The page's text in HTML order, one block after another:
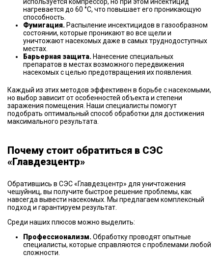
нагревается до 60 °С, что повышает его проникающую
способность.
Фумигация. Распыление инсектицидов в газообразном
состоянии, которые проникают во все щели и
уничтожают насекомых даже в самых труднодоступных
местах.
Барьерная защита. Нанесение специальных
препаратов в местах возможного передвижения
насекомых с целью предотвращения их появления.
Каждый из этих методов эффективен в борьбе с насекомыми,
но выбор зависит от особенностей объекта и степени
заражения помещения. Наши специалисты помогут
подобрать оптимальный способ обработки для достижения
максимального результата.
Почему стоит обратиться в СЭС
«Главдезцентр»
Обратившись в СЭС «Главдезцентр» для уничтожения
чешуйниц, вы получите быстрое решение проблемы, как
навсегда вывести насекомых. Мы предлагаем комплексный
подход и гарантируем результат.
Среди наших плюсов можно выделить:
Профессионализм.Обработку проводят опытные
специалисты, которые справляются с проблемами любой
сложности.